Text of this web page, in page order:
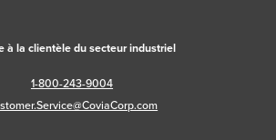
à la clientèle du secteur industriel
1-800-243-9004